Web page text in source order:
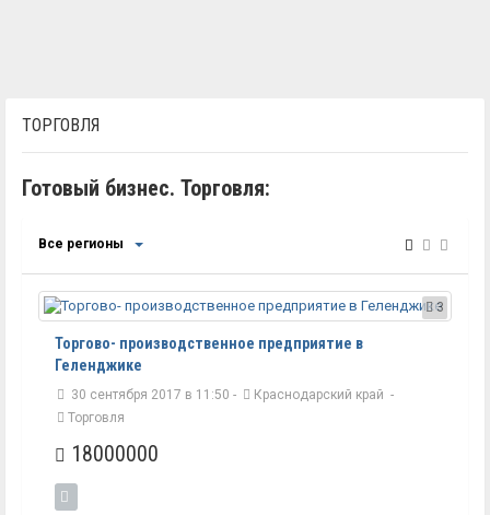
ТОРГОВЛЯ
Готовый бизнес. Торговля:
Все регионы
3
Торгово- производственное предприятие в
Геленджике
30 сентября 2017 в 11:50 - Краснодарский край -
Торговля
18000000